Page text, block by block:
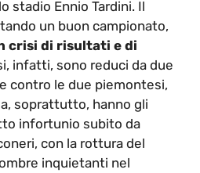
stadio Ennio Tardini. Il
un buon campionato,
crisi di risultati e di
infatti, sono reduci da due
contro le due piemontesi,
soprattutto, hanno gli
infortunio subito da
con la rottura del
inquietanti nel